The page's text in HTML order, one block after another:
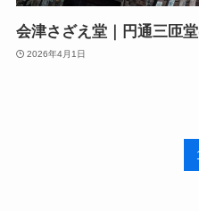
会津さざえ堂｜円通三匝
2026年4月1日